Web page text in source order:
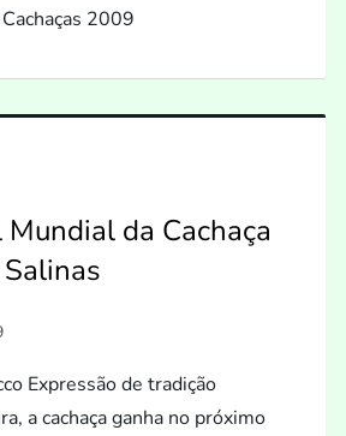
2009
da Cachaça
Expressão de tradição
a cachaça ganha no próximo